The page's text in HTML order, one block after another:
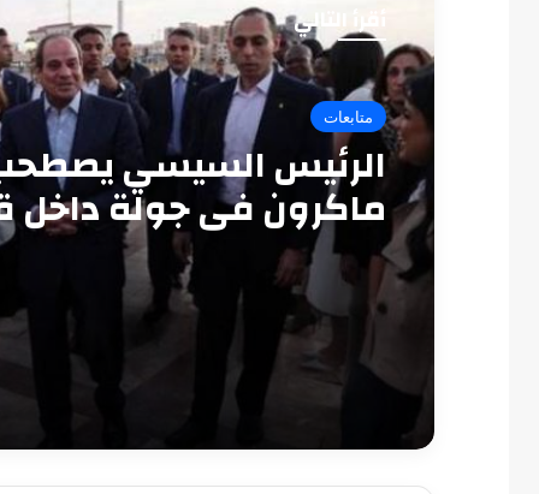
أقرأ التالي
متابعات
الرئيس السيسي
ماكرون في جولة داخل
قايتباي بالإسكندرية